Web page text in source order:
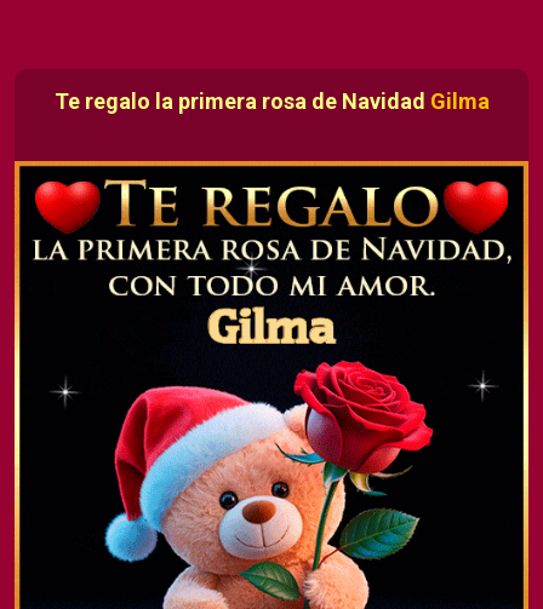
Te regalo la primera rosa de Navidad Gilma